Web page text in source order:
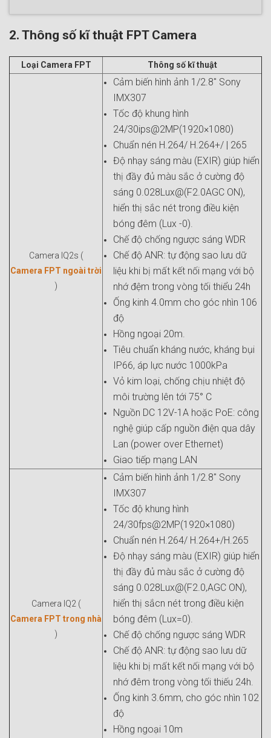
2. Thông số kĩ thuật FPT Camera
Loại Camera FPT Thông số kĩ thuật
Camera IQ2s (
Camera FPT ngoài trời
)
Cảm biến hình ảnh 1/2.8" Sony
IMX307
Tốc độ khung hình
24/30ips@2MP(1920×1080)
Chuẩn nén H.264/ H.264+/ | 265
Độ nhạy sáng màu (EXIR) giúp hiển
thị đầy đủ màu sắc ở cường độ
sáng 0.028Lux@(F2.0AGC ON),
hiển thị sắc nét trong điều kiện
bóng đêm (Lux -0).
Chế độ chống ngược sáng WDR
Chế độ ANR: tự động sao lưu dữ
liệu khi bị mất kết nối mạng với bộ
nhớ đệm trong vòng tối thiểu 24h
Ống kinh 4.0mm cho góc nhìn 106
độ
Hồng ngoại 20m.
Tiêu chuẩn kháng nước, kháng bụi
IP66, áp lực nước 1000kPa
Vỏ kim loại, chống chịu nhiệt độ
môi trường lên tới 75° C
Nguồn DC 12V-1A hoặc PoE: công
nghệ giúp cấp nguồn điện qua dây
Lan (power over Ethernet)
Giao tiếp mạng LAN
Camera IQ2 (
Camera FPT trong nhà
)
Cảm biến hình ảnh 1/2.8" Sony
IMX307
Tốc độ khung hình
24/30fps@2MP(1920×1080)
Chuẩn nén H.264/ H.264+/H.265
Độ nhạy sáng màu (EXIR) giúp hiển
thị đầy đủ màu sắc ở cường độ
sáng 0.028Lux@(F2.0,AGC ON),
hiển thị sắcn nét trong điều kiện
bóng đêm (Lux=0).
Chế độ chống ngược sáng WDR
Chế độ ANR: tự động sao lưu dữ
liệu khi bị mất kết nối mạng với bộ
nhớ đêm trong vòng tối thiếu 24h.
Ống kinh 3.6mm, cho góc nhìn 102
độ
Hồng ngoại 10m